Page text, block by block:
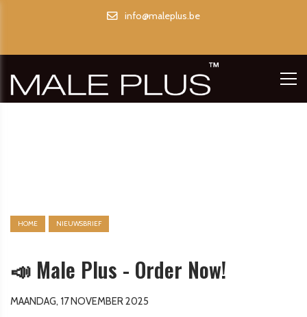
info@maleplus.be
HOME NIEUWSBRIEF
📣 Male Plus - Order Now!
MAANDAG, 17 NOVEMBER 2025